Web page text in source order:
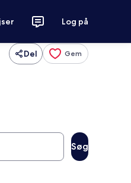
Log på
Del Gem
Søg